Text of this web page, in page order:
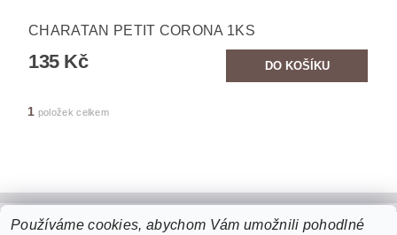
CHARATAN PETIT CORONA 1KS
135 Kč
1 položek celkem
Používáme cookies, abychom Vám umožnili pohodlné